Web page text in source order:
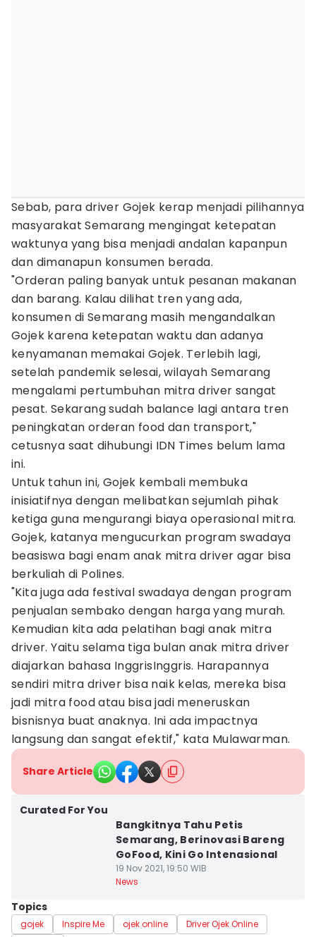
Sebab, para driver Gojek kerap menjadi pilihannya
masyarakat Semarang mengingat ketepatan
waktunya yang bisa menjadi andalan kapanpun
dan dimanapun konsumen berada.
"Orderan paling banyak untuk pesanan makanan
dan barang. Kalau dilihat tren yang ada,
konsumen di Semarang masih mengandalkan
Gojek karena ketepatan waktu dan adanya
kenyamanan memakai Gojek. Terlebih lagi,
setelah pandemik selesai, wilayah Semarang
mengalami pertumbuhan mitra driver sangat
pesat. Sekarang sudah balance lagi antara tren
peningkatan orderan food dan transport,"
cetusnya saat dihubungi IDN Times belum lama
ini.
Untuk tahun ini, Gojek kembali membuka
inisiatifnya dengan melibatkan sejumlah pihak
ketiga guna mengurangi biaya operasional mitra.
Gojek, katanya mengucurkan program swadaya
beasiswa bagi enam anak mitra driver agar bisa
berkuliah di Polines.
"Kita juga ada festival swadaya dengan program
penjualan sembako dengan harga yang murah.
Kemudian kita ada pelatihan bagi anak mitra
driver. Yaitu selama tiga bulan anak mitra driver
diajarkan bahasa InggrisInggris. Harapannya
sendiri mitra driver bisa naik kelas, mereka bisa
jadi mitra food atau bisa jadi meneruskan
bisnisnya buat anaknya. Ini ada impactnya
langsung dan sangat efektif," kata Mulawarman.
Share Article
Curated For You
Bangkitnya Tahu Petis
Semarang, Berinovasi Bareng
GoFood, Kini Go Intenasional
19 Nov 2021, 19:50 WIB
News
Topics
gojek Inspire Me ojek online
Driver Ojek Online